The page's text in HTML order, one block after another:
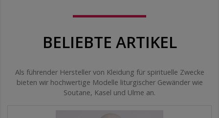
BELIEBTE ARTIKEL
Als führender Hersteller von Kleidung für spirituelle Zwecke
bieten wir hochwertige Modelle liturgischer Gewänder wie
Soutane, Kasel und Ulme an.